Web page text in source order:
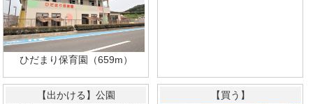
ひだまり保育園（659m）
【出かける】公園
【買う】